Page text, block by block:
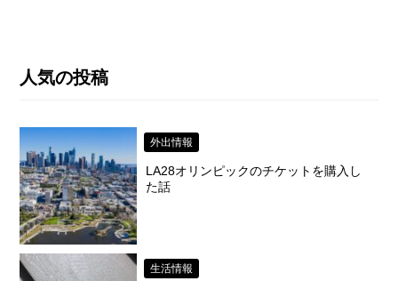
人気の投稿
外出情報
LA28オリンピックのチケットを購入し
た話
生活情報